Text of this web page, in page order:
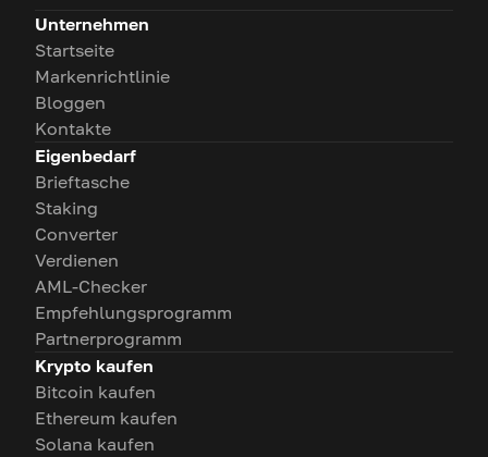
Unternehmen
Startseite
Markenrichtlinie
Bloggen
Kontakte
Eigenbedarf
Brieftasche
Staking
Converter
Verdienen
AML-Checker
Empfehlungsprogramm
Partnerprogramm
Krypto kaufen
Bitcoin kaufen
Ethereum kaufen
Solana kaufen